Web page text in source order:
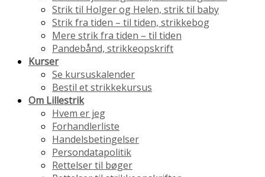
Strik til Holger og Helen, strik til baby
Strik fra tiden – til tiden, strikkebog
Mere strik fra tiden – til tiden
Pandebånd, strikkeopskrift
Kurser
Se kursuskalender
Bestil et strikkekursus
Om Lillestrik
Hvem er jeg
Forhandlerliste
Handelsbetingelser
Persondatapolitik
Rettelser til bøger